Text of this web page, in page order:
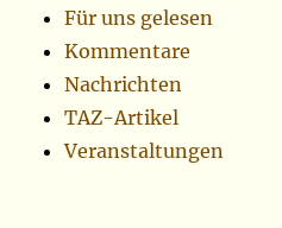
Für uns gelesen
Kommentare
Nachrichten
TAZ-Artikel
Veranstaltungen